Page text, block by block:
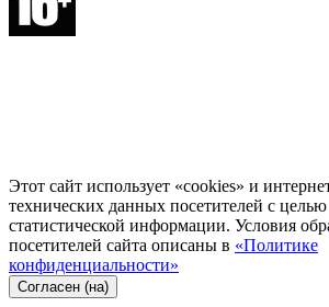
Этот сайт использует «cookies» и
технических данных посетителей с
статистической информации. Условия
посетителей сайта описаны в «Политике
конфиденциальности»
Согласен (на)